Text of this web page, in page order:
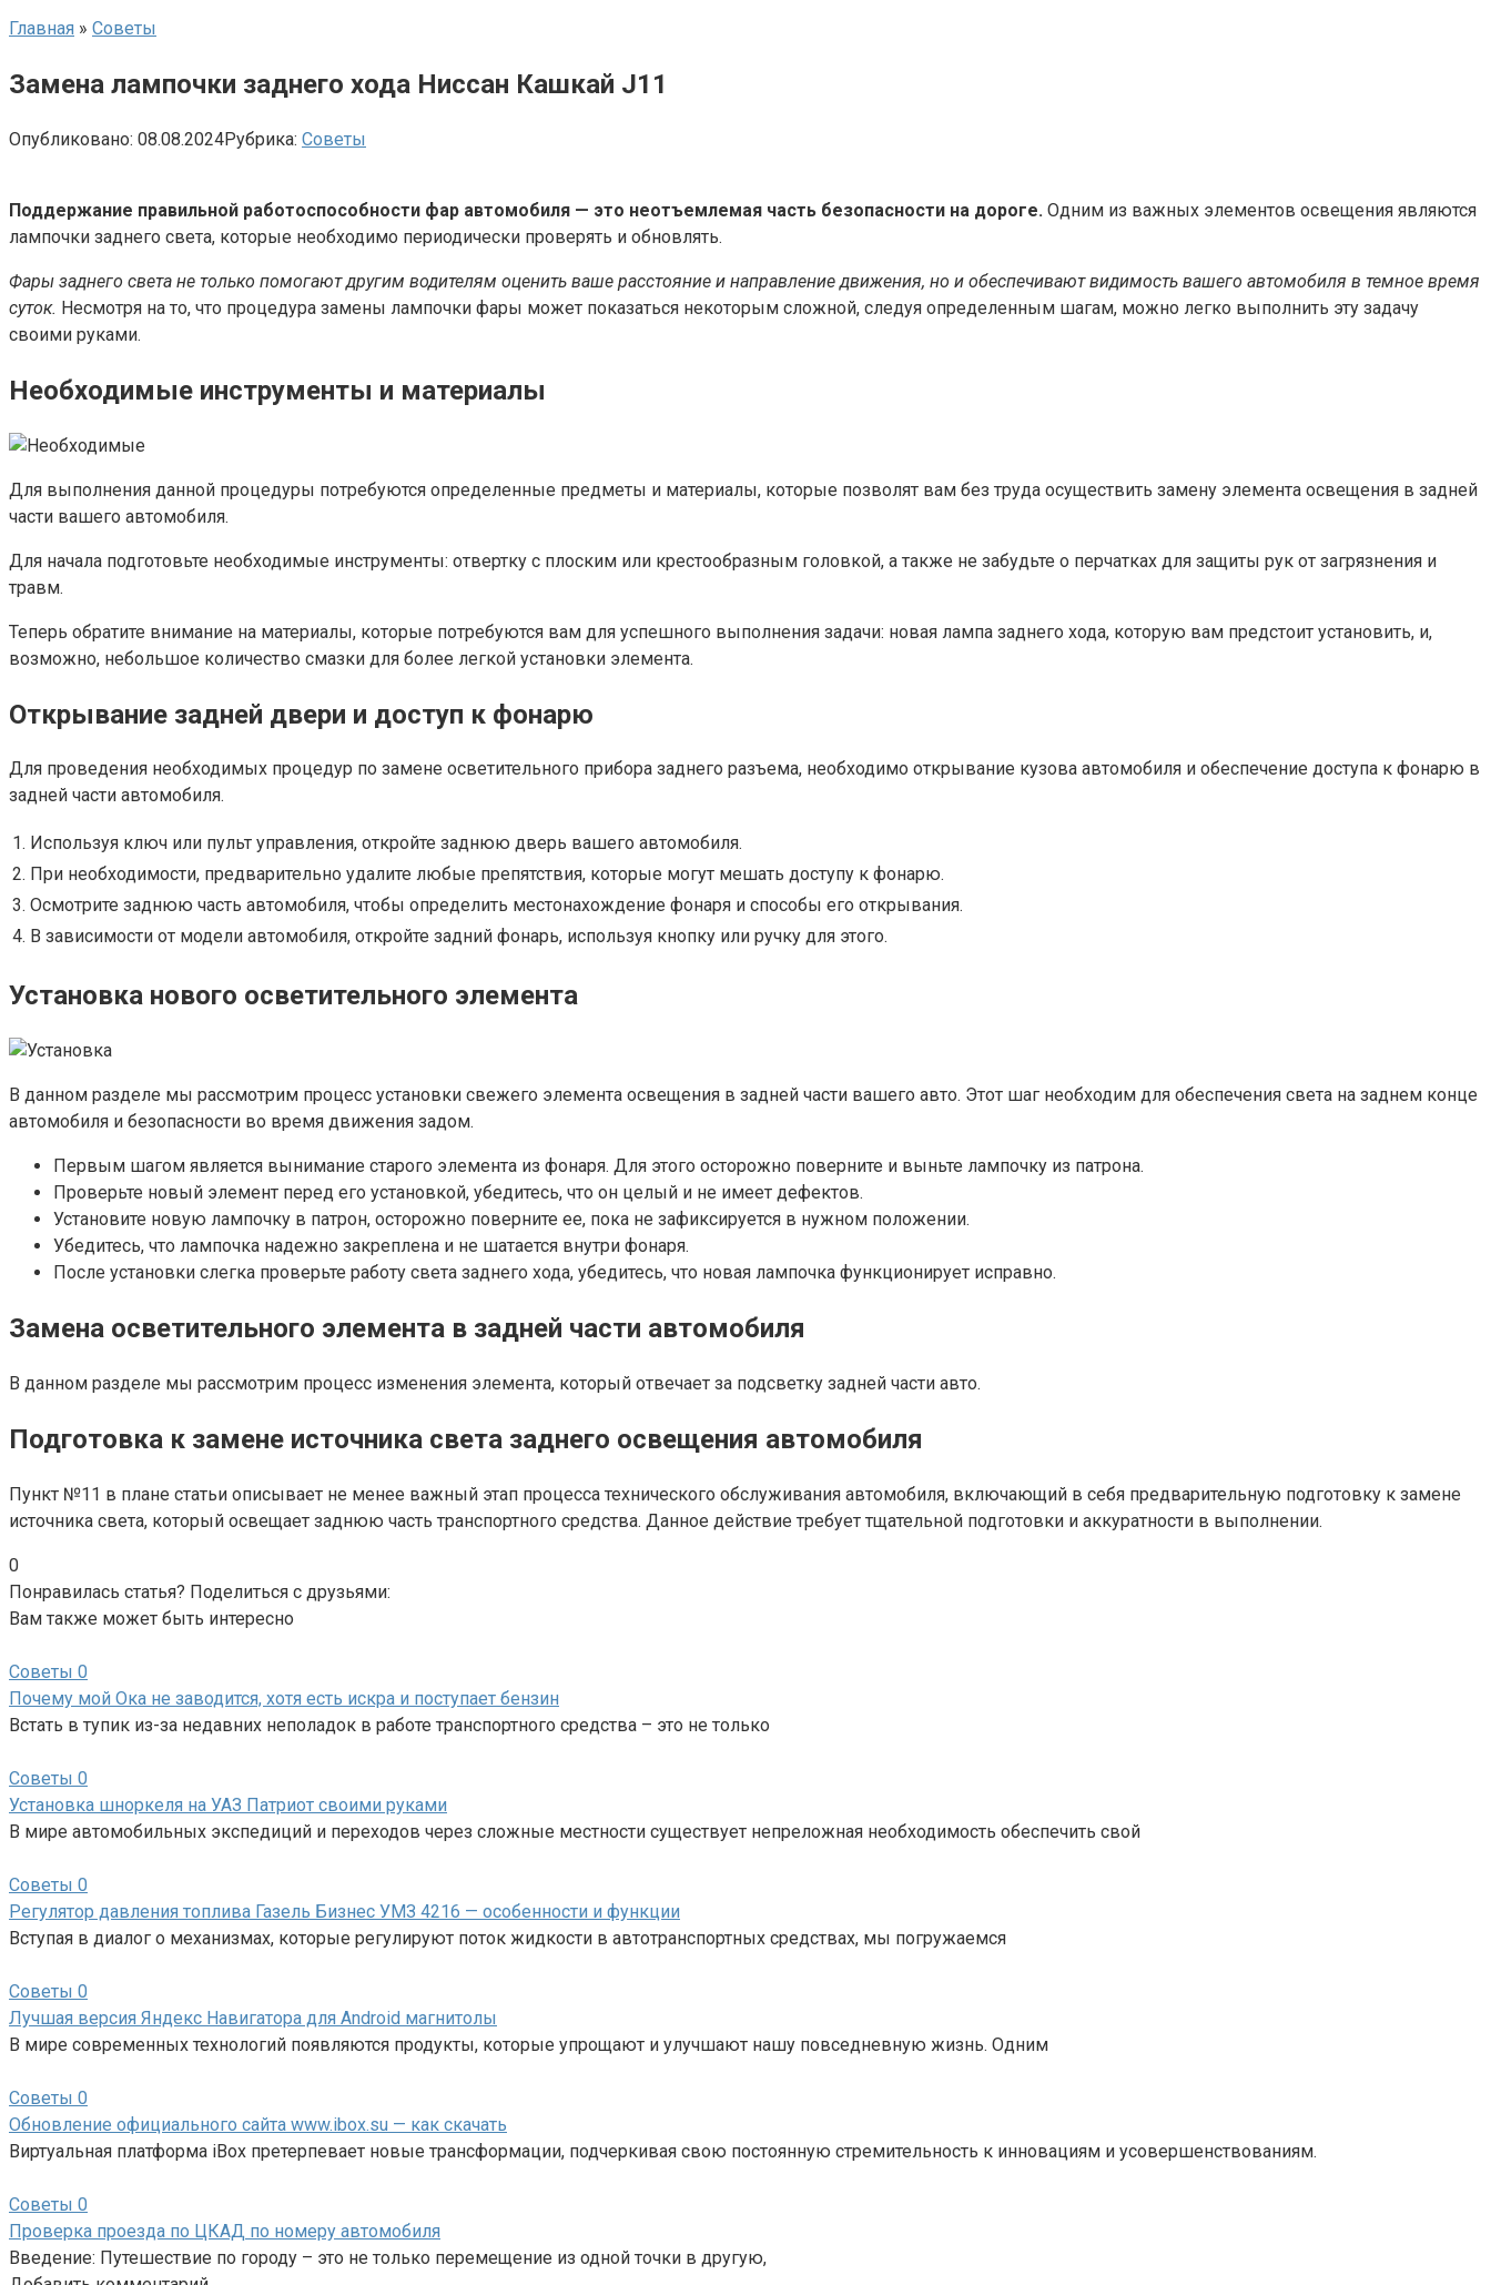
Главная » Советы
Замена лампочки заднего хода Ниссан Кашкай J11
Опубликовано: 08.08.2024Рубрика: Советы
Поддержание правильной работоспособности фар автомобиля — это неотъемлемая часть безопасности на дороге. Одним из важных элементов освещения являются
лампочки заднего света, которые необходимо периодически проверять и обновлять.
Фары заднего света не только помогают другим водителям оценить ваше расстояние и направление движения, но и обеспечивают видимость вашего автомобиля в темное время
суток. Несмотря на то, что процедура замены лампочки фары может показаться некоторым сложной, следуя определенным шагам, можно легко выполнить эту задачу
своими руками.
Необходимые инструменты и материалы
Для выполнения данной процедуры потребуются определенные предметы и материалы, которые позволят вам без труда осуществить замену элемента освещения в задней
части вашего автомобиля.
Для начала подготовьте необходимые инструменты: отвертку с плоским или крестообразным головкой, а также не забудьте о перчатках для защиты рук от загрязнения и
травм.
Теперь обратите внимание на материалы, которые потребуются вам для успешного выполнения задачи: новая лампа заднего хода, которую вам предстоит установить, и,
возможно, небольшое количество смазки для более легкой установки элемента.
Открывание задней двери и доступ к фонарю
Для проведения необходимых процедур по замене осветительного прибора заднего разъема, необходимо открывание кузова автомобиля и обеспечение доступа к фонарю в
задней части автомобиля.
1. Используя ключ или пульт управления, откройте заднюю дверь вашего автомобиля.
2. При необходимости, предварительно удалите любые препятствия, которые могут мешать доступу к фонарю.
3. Осмотрите заднюю часть автомобиля, чтобы определить местонахождение фонаря и способы его открывания.
4. В зависимости от модели автомобиля, откройте задний фонарь, используя кнопку или ручку для этого.
Установка нового осветительного элемента
В данном разделе мы рассмотрим процесс установки свежего элемента освещения в задней части вашего авто. Этот шаг необходим для обеспечения света на заднем конце
автомобиля и безопасности во время движения задом.
Первым шагом является вынимание старого элемента из фонаря. Для этого осторожно поверните и выньте лампочку из патрона.
Проверьте новый элемент перед его установкой, убедитесь, что он целый и не имеет дефектов.
Установите новую лампочку в патрон, осторожно поверните ее, пока не зафиксируется в нужном положении.
Убедитесь, что лампочка надежно закреплена и не шатается внутри фонаря.
После установки слегка проверьте работу света заднего хода, убедитесь, что новая лампочка функционирует исправно.
Замена осветительного элемента в задней части автомобиля
В данном разделе мы рассмотрим процесс изменения элемента, который отвечает за подсветку задней части авто.
Подготовка к замене источника света заднего освещения автомобиля
Пункт №11 в плане статьи описывает не менее важный этап процесса технического обслуживания автомобиля, включающий в себя предварительную подготовку к замене
источника света, который освещает заднюю часть транспортного средства. Данное действие требует тщательной подготовки и аккуратности в выполнении.
0
Понравилась статья? Поделиться с друзьями:
Вам также может быть интересно
Советы 0
Почему мой Ока не заводится, хотя есть искра и поступает бензин
Встать в тупик из-за недавних неполадок в работе транспортного средства – это не только
Советы 0
Установка шноркеля на УАЗ Патриот своими руками
В мире автомобильных экспедиций и переходов через сложные местности существует непреложная необходимость обеспечить свой
Советы 0
Регулятор давления топлива Газель Бизнес УМЗ 4216 — особенности и функции
Вступая в диалог о механизмах, которые регулируют поток жидкости в автотранспортных средствах, мы погружаемся
Советы 0
Лучшая версия Яндекс Навигатора для Android магнитолы
В мире современных технологий появляются продукты, которые упрощают и улучшают нашу повседневную жизнь. Одним
Советы 0
Обновление официального сайта www.ibox.su — как скачать
Виртуальная платформа iBox претерпевает новые трансформации, подчеркивая свою постоянную стремительность к инновациям и усовершенствованиям.
Советы 0
Проверка проезда по ЦКАД по номеру автомобиля
Введение: Путешествие по городу – это не только перемещение из одной точки в другую,